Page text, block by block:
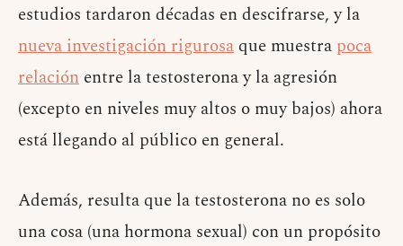
estudios tardaron décadas en descifrarse, y la
nueva investigación rigurosa que muestra poca
relación entre la testosterona y la agresión
(excepto en niveles muy altos o muy bajos) ahora
está llegando al público en general.
Además, resulta que la testosterona no es solo
una cosa (una hormona sexual) con un propósito